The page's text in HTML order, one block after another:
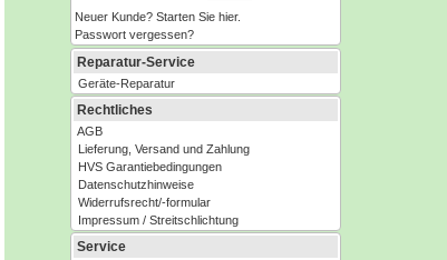
Neuer Kunde? Starten Sie hier.
Passwort vergessen?
Reparatur-Service
Geräte-Reparatur
Rechtliches
AGB
Lieferung, Versand und Zahlung
HVS Garantiebedingungen
Datenschutzhinweise
Widerrufsrecht/-formular
Impressum / Streitschlichtung
Service